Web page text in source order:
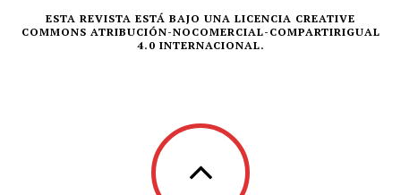
ESTA REVISTA ESTÁ BAJO UNA LICENCIA CREATIVE
COMMONS ATRIBUCIÓN-NOCOMERCIAL-COMPARTIRIGUAL
4.0 INTERNACIONAL.